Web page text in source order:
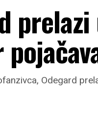
Odegard